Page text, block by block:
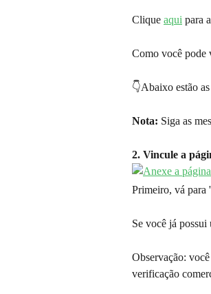
Clique aqui para
Como você pode
👇‍Abaixo estão
Nota: Siga as
2. Vincule a
Primeiro, vá para '
Se você já
Observação:
verificação